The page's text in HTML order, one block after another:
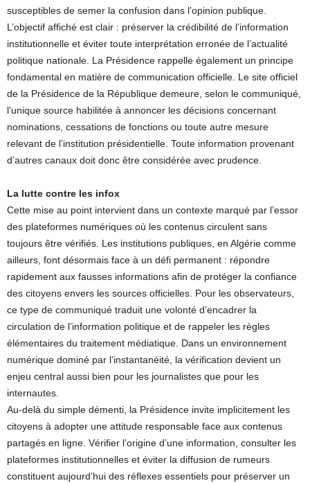
susceptibles de semer la confusion dans l’opinion publique.
L’objectif affiché est clair : préserver la crédibilité de l’information
institutionnelle et éviter toute interprétation erronée de l’actualité
politique nationale. La Présidence rappelle également un principe
fondamental en matière de communication officielle. Le site officiel
de la Présidence de la République demeure, selon le communiqué,
l’unique source habilitée à annoncer les décisions concernant
nominations, cessations de fonctions ou toute autre mesure
relevant de l’institution présidentielle. Toute information provenant
d’autres canaux doit donc être considérée avec prudence.
La lutte contre les infox
Cette mise au point intervient dans un contexte marqué par l’essor
des plateformes numériques où les contenus circulent sans
toujours être vérifiés. Les institutions publiques, en Algérie comme
ailleurs, font désormais face à un défi permanent : répondre
rapidement aux fausses informations afin de protéger la confiance
des citoyens envers les sources officielles. Pour les observateurs,
ce type de communiqué traduit une volonté d’encadrer la
circulation de l’information politique et de rappeler les règles
élémentaires du traitement médiatique. Dans un environnement
numérique dominé par l’instantanéité, la vérification devient un
enjeu central aussi bien pour les journalistes que pour les
internautes.
Au-delà du simple démenti, la Présidence invite implicitement les
citoyens à adopter une attitude responsable face aux contenus
partagés en ligne. Vérifier l’origine d’une information, consulter les
plateformes institutionnelles et éviter la diffusion de rumeurs
constituent aujourd’hui des réflexes essentiels pour préserver un